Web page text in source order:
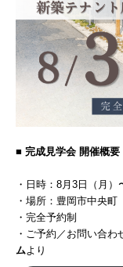
■ 完成見学会 開催概要
・日時：8月3日（月
・場所：豊岡市中央町
・完全予約制
・ご予約／お問い合わ
ムより